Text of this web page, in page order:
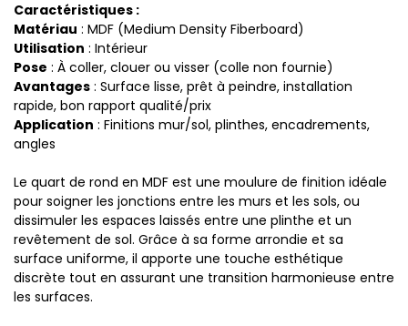
Caractéristiques :
Matériau : MDF (Medium Density Fiberboard)
Utilisation : Intérieur
Pose : À coller, clouer ou visser (colle non fournie)
Avantages : Surface lisse, prêt à peindre, installation
rapide, bon rapport qualité/prix
Application : Finitions mur/sol, plinthes, encadrements,
angles
Le quart de rond en MDF est une moulure de finition idéale
pour soigner les jonctions entre les murs et les sols, ou
dissimuler les espaces laissés entre une plinthe et un
revêtement de sol. Grâce à sa forme arrondie et sa
surface uniforme, il apporte une touche esthétique
discrète tout en assurant une transition harmonieuse entre
les surfaces.